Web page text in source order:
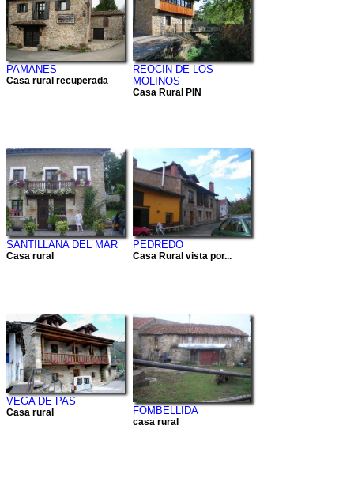
PAMANES
Casa rural recuperada
REOCIN DE LOS
MOLINOS
Casa Rural PIN
SANTILLANA DEL MAR
Casa rural
PEDREDO
Casa Rural vista por...
VEGA DE PAS
Casa rural FOMBELLIDA
casa rural